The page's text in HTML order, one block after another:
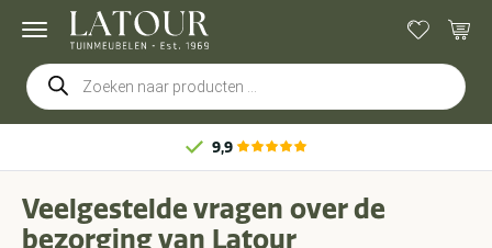
Producten
zoeken
9,9
Veelgestelde vragen over de
bezorging van Latour